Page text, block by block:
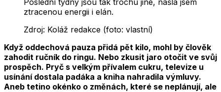
Poslední týdny jsou tak trochu jiné, našla jsem
ztracenou energii i elán.
Zdroj: Koláž redakce (foto: vlastní)
Když oddechová pauza přidá pět kilo, mohl by člověk
zahodit ručník do ringu. Nebo zkusit jaro otočit ve svůj
prospěch. Pryč s velkým přívalem cukru, televize u
usínání dostala padáka a kniha nahradila výmluvy.
Aneb tetino okénko o změnách, které se neplánují, ale